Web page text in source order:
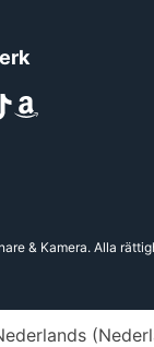
Amazon
& Kamera. Alla
(